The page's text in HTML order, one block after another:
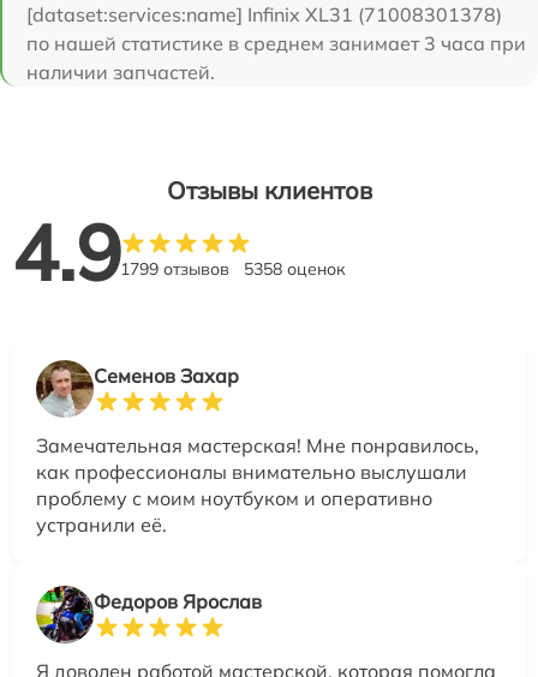
[dataset:services:name] Infinix XL31 (71008301378)
по нашей статистике в среднем занимает 3 часа при
наличии запчастей.
Отзывы клиентов
4.91799 отзывов 5358 оценок
Семенов Захар
Замечательная мастерская! Мне понравилось,
как профессионалы внимательно выслушали
проблему с моим ноутбуком и оперативно
устранили её.
Федоров Ярослав
Я доволен работой мастерской, которая помогла